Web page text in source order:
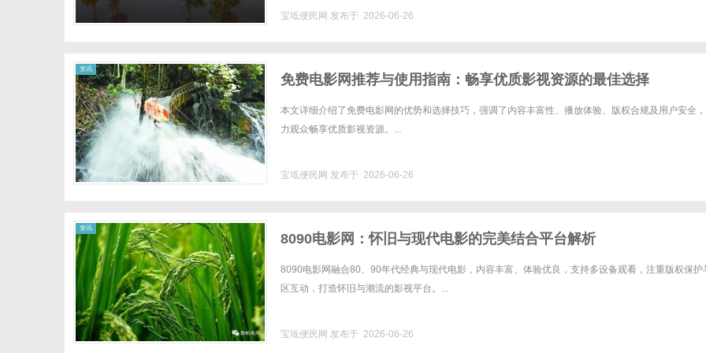
宝坻便民网 发布于 2026-06-26
资讯
免费电影网推荐与使用指南：畅享优质影视资源的最佳选择
本文详细介绍了免费电影网的优势和选择技巧，强调了内容丰富性、播放体验、版权合规及用户安全
力观众畅享优质影视资源。...
宝坻便民网 发布于 2026-06-26
资讯
8090电影网：怀旧与现代电影的完美结合平台解析
8090电影网融合80、90年代经典与现代电影，内容丰富、体验优良，支持多设备观看，注重版权保护
区互动，打造怀旧与潮流的影视平台。...
宝坻便民网 发布于 2026-06-26